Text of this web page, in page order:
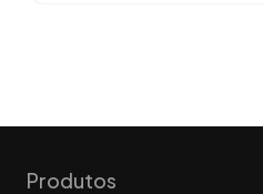
Produtos